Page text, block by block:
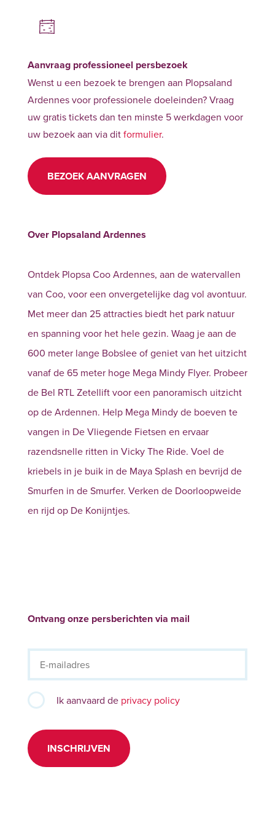
Aanvraag professioneel persbezoek
Wenst u een bezoek te brengen aan Plopsaland
Ardennes voor professionele doeleinden? Vraag
uw gratis tickets dan ten minste 5 werkdagen voor
uw bezoek aan via ditformulier.
BEZOEK AANVRAGEN
Over Plopsaland Ardennes
Ontdek Plopsa Coo Ardennes, aan de watervallen
van Coo, voor een onvergetelijke dag vol avontuur.
Met meer dan 25 attracties biedt het park natuur
en spanning voor het hele gezin. Waag je aan de
600 meter lange Bobslee of geniet van het uitzicht
vanaf de 65 meter hoge Mega Mindy Flyer. Probeer
de Bel RTL Zetellift voor een panoramisch uitzicht
op de Ardennen. Help Mega Mindy de boeven te
vangen in De Vliegende Fietsen en ervaar
razendsnelle ritten in Vicky The Ride. Voel de
kriebels in je buik in de Maya Splash en bevrijd de
Smurfen in de Smurfer. Verken de Doorloopweide
en rijd op De Konijntjes.
Ontvang onze persberichten via mail
Ik aanvaard de privacy policy
INSCHRIJVEN